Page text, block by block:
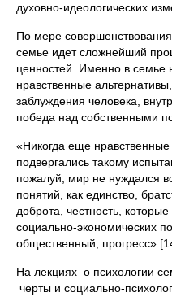
духовно-идеологических
По мере
семье идет сложнейший
ценностей. Именно в семье
нравственные
заблуждения человека,
победа над собственными
«Никогда еще нравственные
подвергались такому
пожалуй, мир не нуждался
понятий, как единство,
доброта, честность,
социально-экономических
общественный, прогресс»
На лекциях о психологии
черты и социально-